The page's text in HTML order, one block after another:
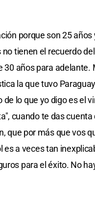
porque son 25
tienen el recuerdo
años para adelante.
la que tuvo
lo que yo digo es el
cuando te das
que por más que vos
a veces tan
para el éxito. No